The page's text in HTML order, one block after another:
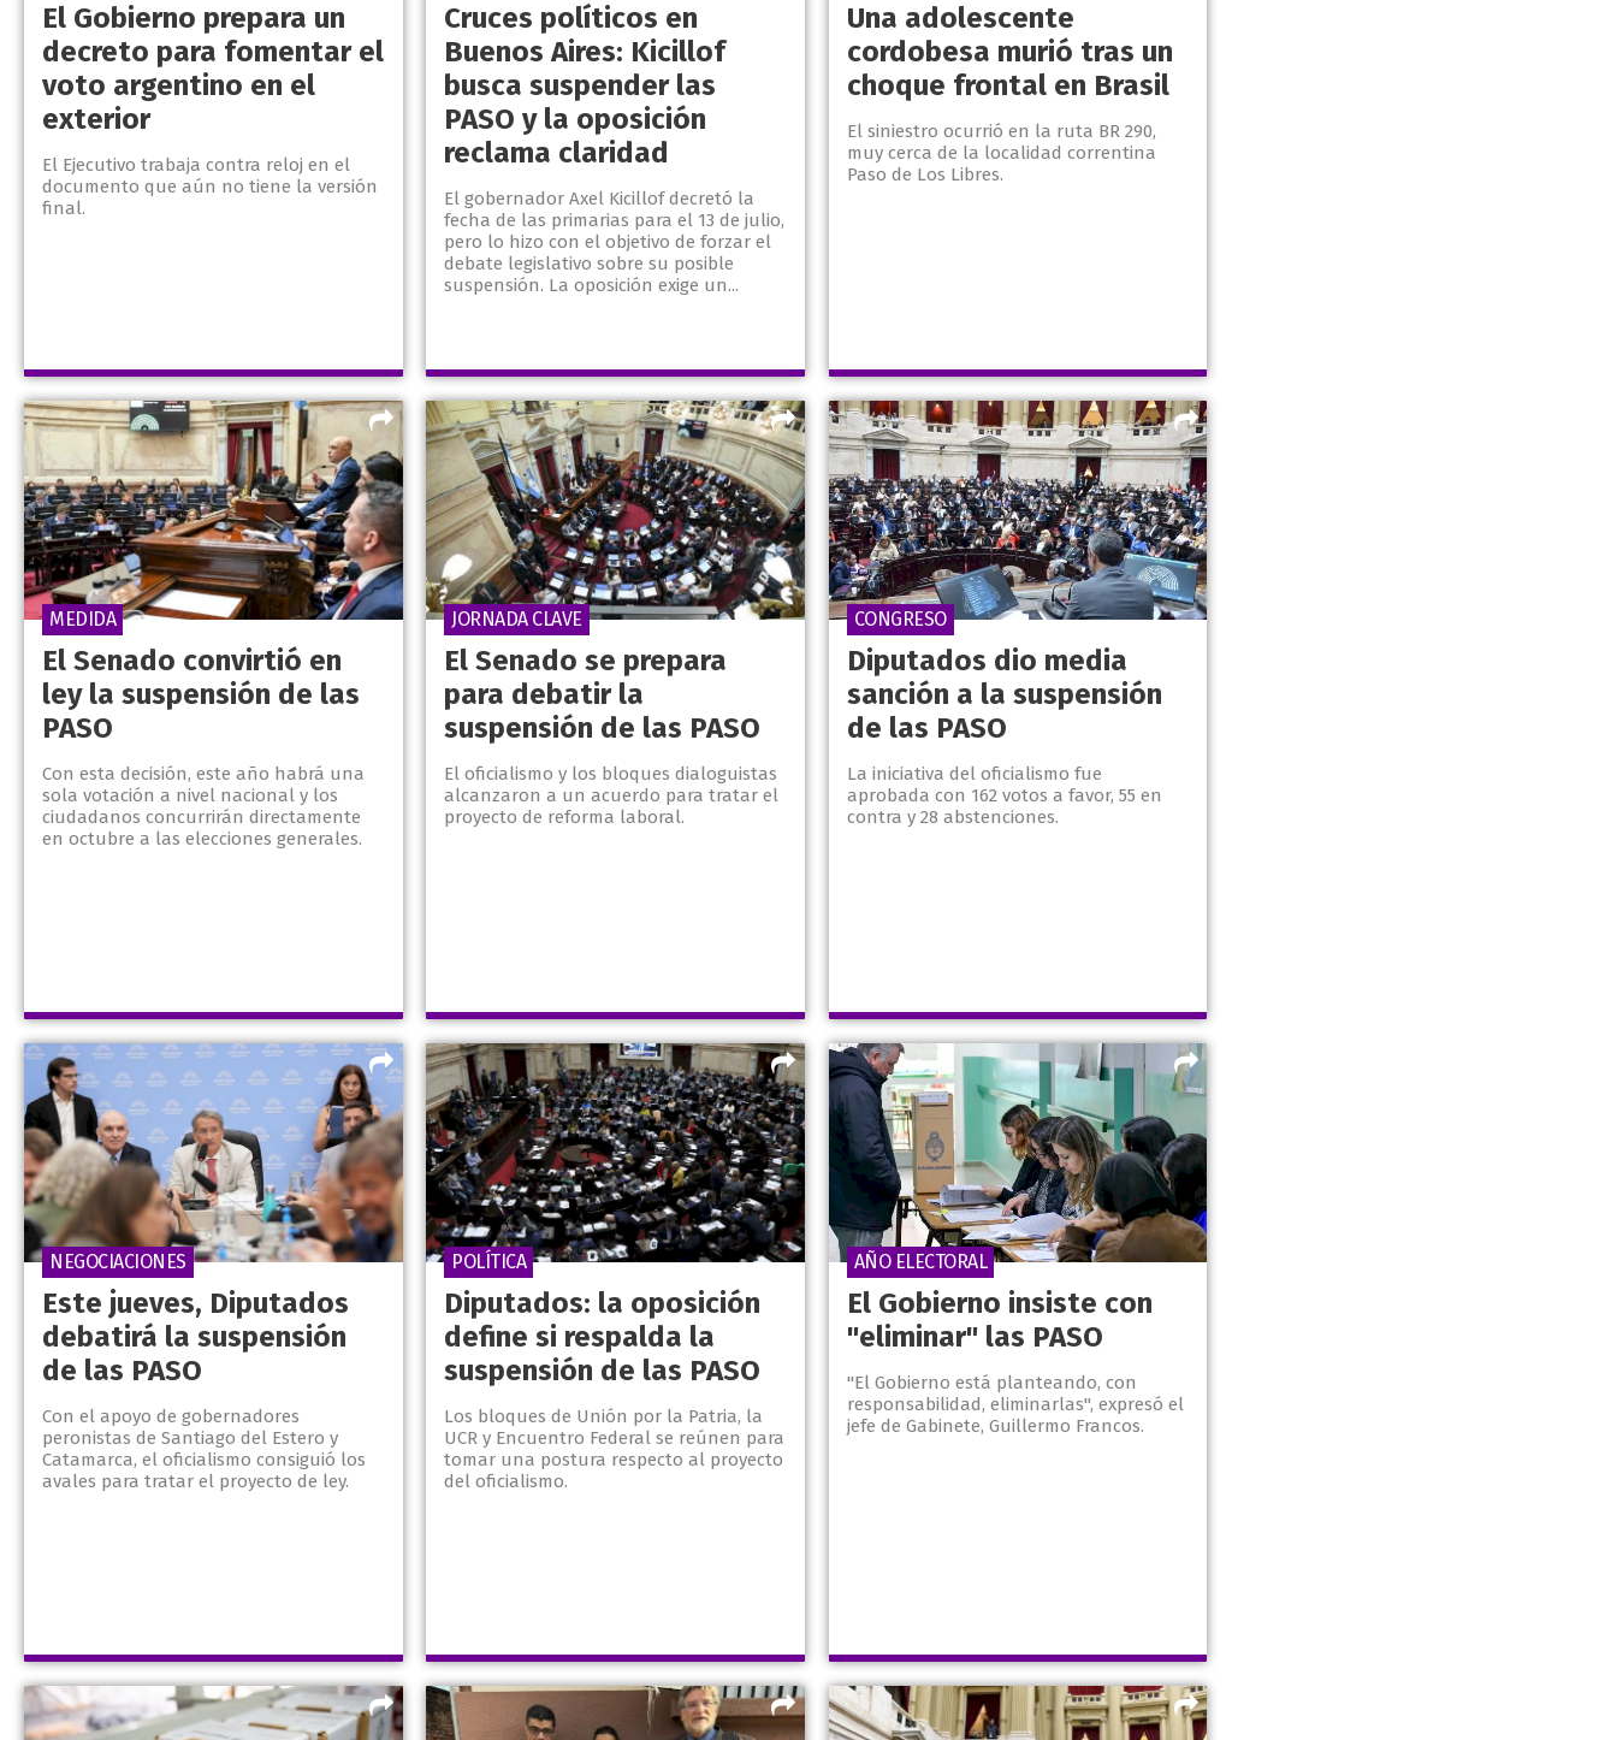
El Gobierno prepara un
decreto para fomentar el
voto argentino en el
exterior
El Ejecutivo trabaja contra reloj en el
documento que aún no tiene la versión
final.
Cruces políticos en
Buenos Aires: Kicillof
busca suspender las
PASO y la oposición
reclama claridad
El gobernador Axel Kicillof decretó la
fecha de las primarias para el 13 de julio,
pero lo hizo con el objetivo de forzar el
debate legislativo sobre su posible
suspensión. La oposición exige un...
Una adolescente
cordobesa murió tras un
choque frontal en Brasil
El siniestro ocurrió en la ruta BR 290,
muy cerca de la localidad correntina
Paso de Los Libres.
El Senado convirtió en
ley la suspensión de las
PASO
Con esta decisión, este año habrá una
sola votación a nivel nacional y los
ciudadanos concurrirán directamente
en octubre a las elecciones generales.
MEDIDA
El Senado se prepara
para debatir la
suspensión de las PASO
El oficialismo y los bloques dialoguistas
alcanzaron a un acuerdo para tratar el
proyecto de reforma laboral.
JORNADA CLAVE
Diputados dio media
sanción a la suspensión
de las PASO
La iniciativa del oficialismo fue
aprobada con 162 votos a favor, 55 en
contra y 28 abstenciones.
CONGRESO
Este jueves, Diputados
debatirá la suspensión
de las PASO
Con el apoyo de gobernadores
peronistas de Santiago del Estero y
Catamarca, el oficialismo consiguió los
avales para tratar el proyecto de ley.
NEGOCIACIONES
Diputados: la oposición
define si respalda la
suspensión de las PASO
Los bloques de Unión por la Patria, la
UCR y Encuentro Federal se reúnen para
tomar una postura respecto al proyecto
del oficialismo.
POLÍTICA
El Gobierno insiste con
"eliminar" las PASO
"El Gobierno está planteando, con
responsabilidad, eliminarlas", expresó el
jefe de Gabinete, Guillermo Francos.
AÑO ELECTORAL